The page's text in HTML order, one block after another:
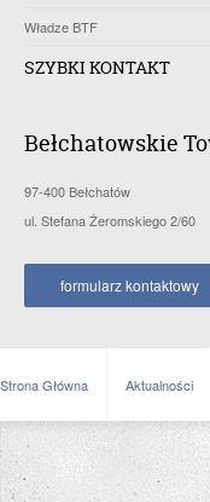
Władze BTF
SZYBKI KONTAKT
Bełchatowskie
97-400 Bełchatów
ul. Stefana Żeromskiego 2/60
formularz kontaktowy
Strona Główna Aktualności